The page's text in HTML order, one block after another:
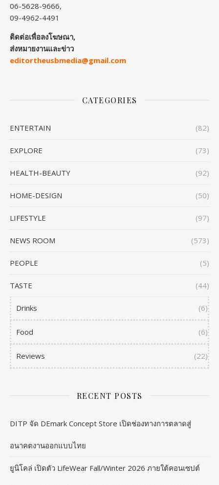
06-5628-9666,
09-4962-4491
ติดต่อเพื่อลงโฆษณา,
ส่งหมายงานและข่าว
editortheusbmedia@gmail.com
CATEGORIES
ENTERTAIN (82)
EXPLORE (73)
HEALTH-BEAUTY (92)
HOME-DESIGN (50)
LIFESTYLE (97)
NEWS ROOM (573)
PEOPLE (5)
TASTE (44)
Drinks (6)
Food (6)
Reviews (22)
RECENT POSTS
DITP จัด DEmark Concept Store เปิดช่องทางการตลาดสู่
อนาคตงานออกแบบไทย
ยูนิโคล่ เปิดตัว LifeWear Fall/Winter 2026 ภายใต้คอนเซปต์